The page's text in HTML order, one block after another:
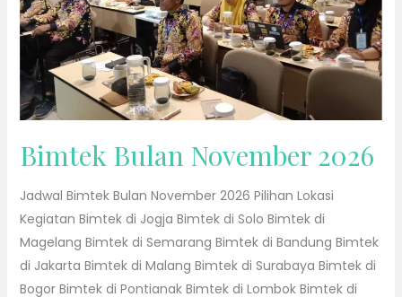
Bimtek Bulan November 2026
Jadwal Bimtek Bulan November 2026 Pilihan Lokasi
Kegiatan Bimtek di Jogja Bimtek di Solo Bimtek di
Magelang Bimtek di Semarang Bimtek di Bandung Bimtek
di Jakarta Bimtek di Malang Bimtek di Surabaya Bimtek di
Bogor Bimtek di Pontianak Bimtek di Lombok Bimtek di